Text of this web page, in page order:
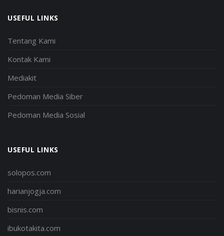
USEFUL LINKS
Tentang Kami
Kontak Kami
Mediakit
Pedoman Media Siber
Pedoman Media Sosial
USEFUL LINKS
solopos.com
harianjogja.com
bisnis.com
ibukotakita.com